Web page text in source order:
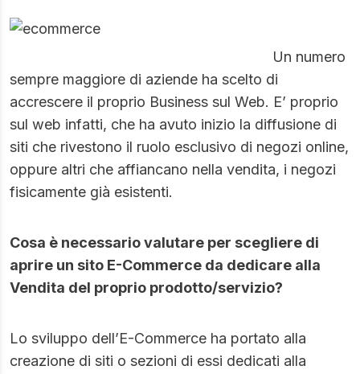
Un numero
sempre maggiore di aziende ha scelto di
accrescere il proprio Business sul Web. E’ proprio
sul web infatti, che ha avuto inizio la diffusione di
siti che rivestono il ruolo esclusivo di negozi online,
oppure altri che affiancano nella vendita, i negozi
fisicamente già esistenti.
Cosa è necessario valutare per scegliere di
aprire un sito E-Commerce da dedicare alla
Vendita del proprio prodotto/servizio?
Lo sviluppo dell’E-Commerce ha portato alla
creazione di siti o sezioni di essi dedicati alla